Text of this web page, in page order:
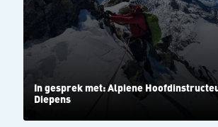
In gesprek met: Alpiene
Diepens